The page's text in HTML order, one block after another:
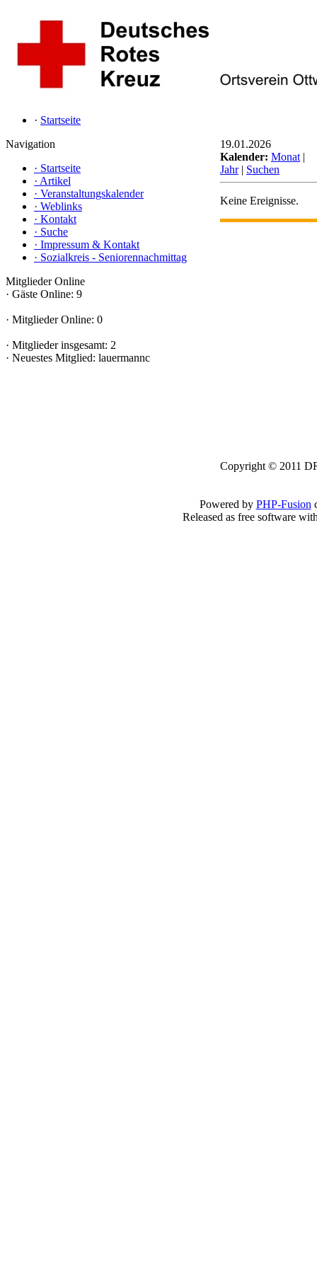
· Startseite
Navigation
· Startseite
· Artikel
· Veranstaltungskalender
· Weblinks
· Kontakt
· Suche
· Impressum & Kontakt
· Sozialkreis - Seniorennachmittag
Mitglieder Online
· Gäste Online: 9
· Mitglieder Online: 0
· Mitglieder insgesamt: 2
· Neuestes Mitglied: lauermannc
19.01.2026
Kalender: Monat |
Jahr| Suchen
Keine Ereignisse.
Copyright © 2011
Powered by PHP-Fusion
Released as free software